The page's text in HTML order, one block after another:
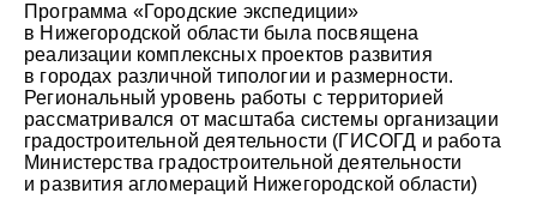
Программа «Городские экспедиции»
в Нижегородской области была посвящена
реализации комплексных проектов развития
в городах различной типологии и размерности.
Региональный уровень работы с территорией
рассматривался от масштаба системы организации
градостроительной деятельности (ГИСОГД и работа
Министерства градостроительной деятельности
и развития агломераций Нижегородской области)